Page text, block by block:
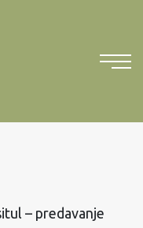
– predavanje